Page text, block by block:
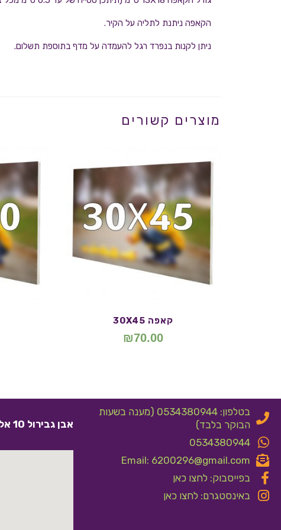
הקאפה ניתנת לתליה על הקיר.
ניתן לקנות בנפרד רגל להעמדה על מדף בתוספת תשלום.
מוצרים קשורים
קאפה 30X45
₪70.00
בטלפון: 0534380944 (מענה בשעות
הבוקר בלבד)
0534380944
Email: 6200296@gmail.com
בפייסבוק: לחצו כאן
באינסטגרם: לחצו כאן
אבן גבירול 10 אלעד